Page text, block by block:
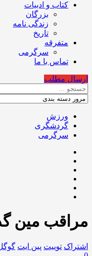
کتاب و ادبیات
بزرگان
زندگی نامه
تاریخ
متفرقه
سرگرمی
تماس با ما
ارسال مطلب
ورزش
گردشگری
سرگرمی
مراقب مین
اشتراک توییت پین ایت